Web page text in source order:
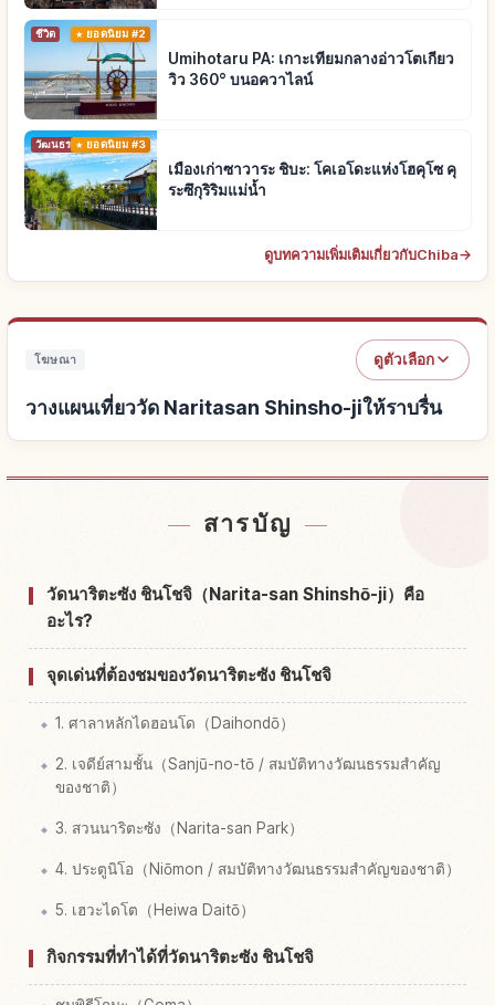
ชีวิต ยอดนิยม #2
Umihotaru PA: เกาะเทียมกลางอ่าวโตเกียว
วิว 360° บนอควาไลน์
วัฒนธรรมดั้งเดิมยอดนิยม #3
เมืองเก่าซาวาระ ชิบะ: โคเอโดะแห่งโฮคุโซ คุ
ระซึกุริริมแม่น้ำ
ดูบทความเพิ่มเติมเกี่ยวกับChiba→
โฆษณา ดูตัวเลือก
วางแผนเที่ยววัด Naritasan Shinsho-jiให้ราบรื่น
สารบัญ
วัดนาริตะซัง ชินโชจิ（Narita-san Shinshō-ji）คือ
อะไร?
จุดเด่นที่ต้องชมของวัดนาริตะซัง ชินโชจิ
1. ศาลาหลักไดฮอนโด（Daihondō）
2. เจดีย์สามชั้น（Sanjū-no-tō / สมบัติทางวัฒนธรรมสำคัญ
ของชาติ）
3. สวนนาริตะซัง（Narita-san Park）
4. ประตูนิโอ（Niōmon / สมบัติทางวัฒนธรรมสำคัญของชาติ）
5. เฮวะไดโต（Heiwa Daitō）
กิจกรรมที่ทำได้ที่วัดนาริตะซัง ชินโชจิ